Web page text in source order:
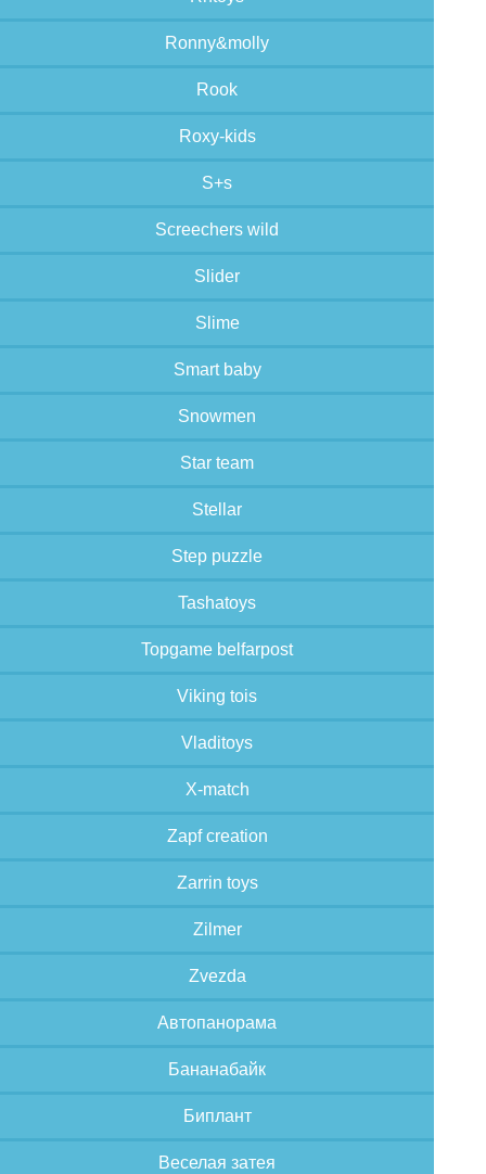
Ronny&molly
Rook
Roxy-kids
S+s
Screechers wild
Slider
Slime
Smart baby
Snowmen
Star team
Stellar
Step puzzle
Tashatoys
Topgame belfarpost
Viking tois
Vladitoys
X-match
Zapf creation
Zarrin toys
Zilmer
Zvezda
Автопанорама
Бананабайк
Биплант
Веселая затея